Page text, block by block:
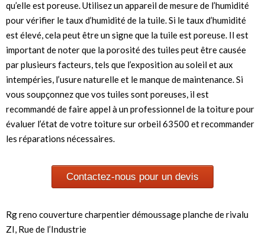
qu’elle est poreuse. Utilisez un appareil de mesure de l’humidité
pour vérifier le taux d’humidité de la tuile. Si le taux d’humidité
est élevé, cela peut être un signe que la tuile est poreuse. Il est
important de noter que la porosité des tuiles peut être causée
par plusieurs facteurs, tels que l’exposition au soleil et aux
intempéries, l’usure naturelle et le manque de maintenance. Si
vous soupçonnez que vos tuiles sont poreuses, il est
recommandé de faire appel à un professionnel de la toiture pour
évaluer l’état de votre toiture sur orbeil 63500 et recommander
les réparations nécessaires.
Contactez-nous pour un devis
Rg reno couverture charpentier démoussage planche de rivalu
ZI, Rue de l’Industrie